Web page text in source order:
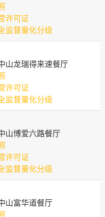
许可证
监督量化分级
山龙瑞得来速餐厅
许可证
监督量化分级
山博爱六路餐厅
许可证
监督量化分级
山富华道餐厅